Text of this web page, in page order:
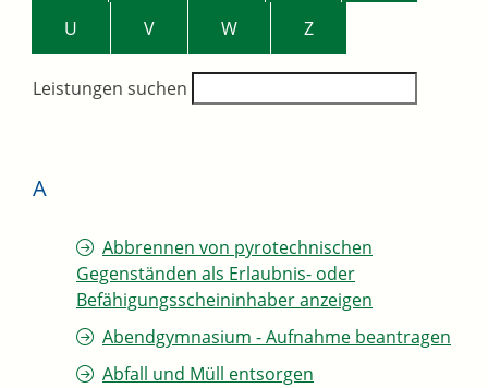
U V W Z
Leistungen suchen
A
Abbrennen von pyrotechnischen
Gegenständen als Erlaubnis- oder
Befähigungsscheininhaber anzeigen
Abendgymnasium - Aufnahme beantragen
Abfall und Müll entsorgen